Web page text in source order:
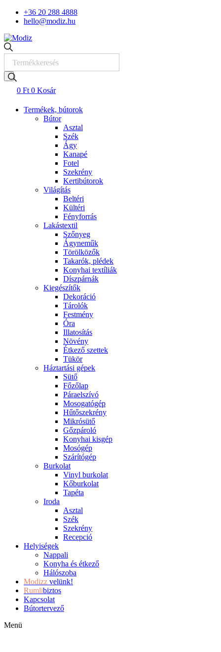
Skip
+36 20 288 4888
hello@modiz.hu
search
0 Ft 0 Kosár
Termékek, bútorok
Bútor
Asztal
Szék
Ágy
Kanapé
Fotel
Szekrény
Kertibútorok
Világítás
Beltéri
Kültéri
Fényforrás
Lakástextil
Szőnyeg
Ágyneműk
Törölközők
Takarók, plédek
Konyhai textíliák
Díszpárnák
Kiegészítők
Dekoráció
Tárolók
Festmény
Óra
Illatosítás
Növény
Étkező szettek
Tükör
Háztartási gépek
Sütő
Főzőlap
Páraelszívó
Mosogatógép
Hűtőszekrény
Mikrósütő
Gőzpároló
Konyhai kisgép
Mosógép
Szárítógép
Burkolat
Vinyl burkolat
Kőburkolat
Tapéta
Iroda
Asztal
Szék
Szekrény
Recepció
Helyiségek
Nappali
Konyha és étkező
Hálószoba
Modizz velünk!
Rumlibiztos
Kapcsolat
Bútortervező
Menü